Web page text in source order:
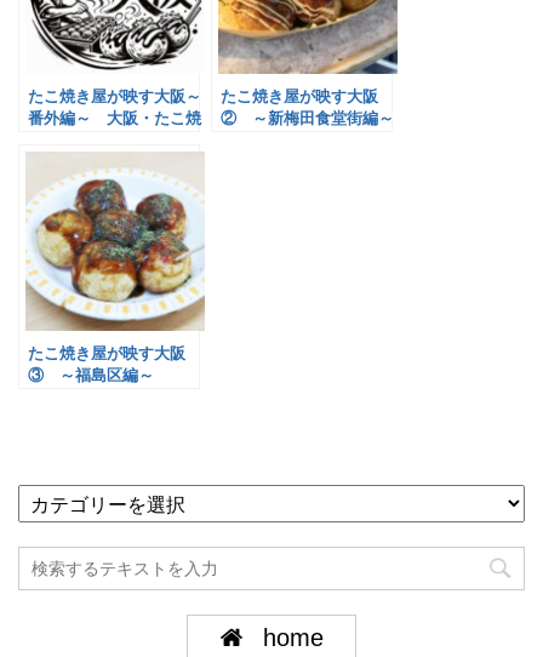
たこ焼き屋が映す大阪～
番外編～ 大阪・たこ焼
たこ焼き屋が映す大阪
② ～新梅田食堂街編～
たこ焼き屋が映す大阪
③ ～福島区編～
home